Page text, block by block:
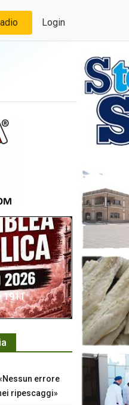
Login
1911
errore
ripescaggi»